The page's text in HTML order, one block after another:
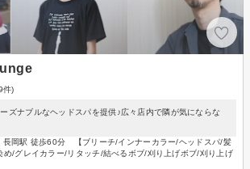
件)
ズナブルなヘッドスパを提供♪広々店内で隣が気にならな
長岡駅 徒歩60分 【ブリーチ/インナーカラー/ヘッドスパ/髪
め/グレイカラー/リタッチ/結べるボブ/刈り上げボブ/刈り上げ